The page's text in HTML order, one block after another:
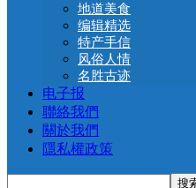
地道美食
编辑精选
特产手信
风俗人情
名胜古迹
电子报
聯絡我們
關於我們
隱私權政策